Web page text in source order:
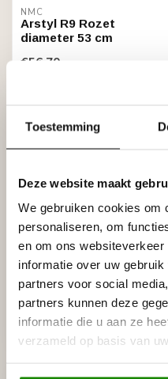
Toestemming
Deze website maakt
We gebruiken cookies om
personaliseren, om
en om ons
informatie over uw
partners voor social
partners kunnen deze
informatie die u aan ze
verzameld op basis van
NMC
Arstyl R9 Rozet
diameter 53 cm
€56,70
NMC
Arstyl R10 Rozet
diameter 60 cm
€63,83
Backorder